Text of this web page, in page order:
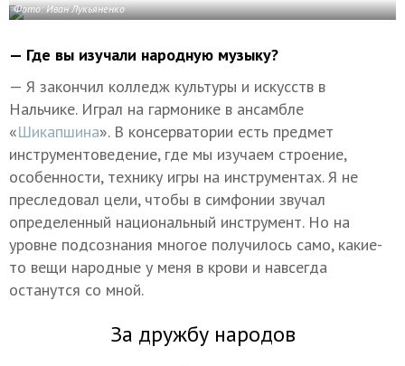
Фото: Иван Лукьяненко
— Где вы изучали народную музыку?
— Я закончил колледж культуры и искусств в
Нальчике. Играл на гармонике в ансамбле
«Шикапшина». В консерватории есть предмет
инструментоведение, где мы изучаем строение,
особенности, технику игры на инструментах. Я не
преследовал цели, чтобы в симфонии звучал
определенный национальный инструмент. Но на
уровне подсознания многое получилось само, какие-
то вещи народные у меня в крови и навсегда
останутся со мной.
За дружбу народов